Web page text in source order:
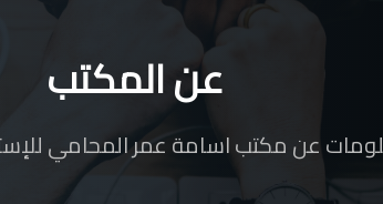
عن المكتب
عن مكتب اسامة عمر المحامي